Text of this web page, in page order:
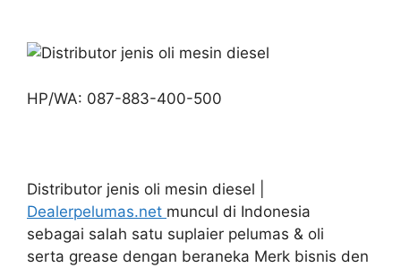
HP/WA: 087-883-400-500
Distributor jenis oli mesin diesel |
Dealerpelumas.net muncul di Indonesia
sebagai salah satu suplaier pelumas & oli
serta grease dengan beraneka Merk bisnis den